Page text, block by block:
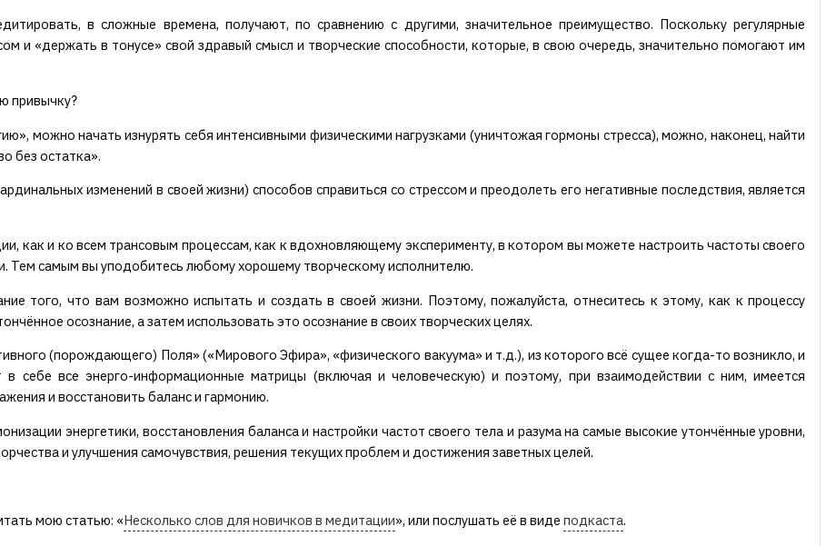
в сложные времена, получают, по сравнению с другими, значительное преимущество. Поскольку регулярные
и «держать в тонусе» свой здравый смысл и творческие способности, которые, в свою очередь, значительно помогают им
привычку?
можно начать изнурять себя интенсивными физическими нагрузками (уничтожая гормоны стресса), можно, наконец, найти
без остатка».
изменений в своей жизни) способов справиться со стрессом и преодолеть его негативные последствия, является
как и ко всем трансовым процессам, как к вдохновляющему эксперименту, в котором вы можете настроить частоты своего
Тем самым вы уподобитесь любому хорошему творческому исполнителю.
того, что вам возможно испытать и создать в своей жизни. Поэтому, пожалуйста, отнеситесь к этому, как к процессу
осознание, а затем использовать это осознание в своих творческих целях.
(порождающего) Поля» («Мирового Эфира», «физического вакуума» и т.д.), из которого всё сущее когда-то возникло, и
себе все энерго-информационные матрицы (включая и человеческую) и поэтому, при взаимодействии с ним, имеется
и восстановить баланс и гармонию.
энергетики, восстановления баланса и настройки частот своего тела и разума на самые высокие утончённые уровни,
и улучшения самочувствия, решения текущих проблем и достижения заветных целей.
мою статью: «Несколько слов для новичков в медитации», или послушать её в виде подкаста.